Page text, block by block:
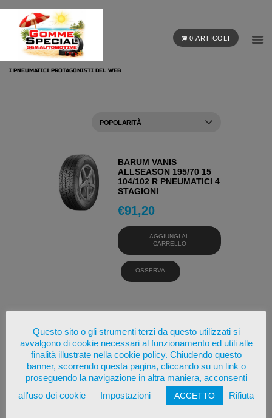
0 ARTICOLI
I PNEUMATICI PROTAGONISTI DEL WEB
BARUM VANIS
ALLSEASON 195/70 15
104/102 R PNEUMATICI 4
STAGIONI
€91,20
AGGIUNGI AL
CARRELLO
OSSERVA
SEASON 205/65 16 99 H
PNEUMATICI 4 STAGIONI
€89,68
AGGIUNGI AL
CARRELLO
Questo sito o gli strumenti terzi da questo utilizzati si
avvalgono di cookie necessari al funzionamento ed utili alle
finalità illustrate nella cookie policy. Chiudendo questo
banner, scorrendo questa pagina, cliccando su un link o
proseguendo la navigazione in altra maniera, acconsenti
all'uso dei cookie
Impostazioni ACCETTO Rifiuta